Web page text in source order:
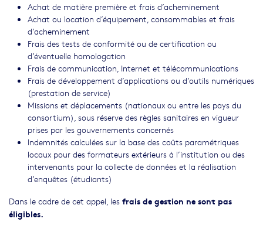
Achat de matière première et frais d’acheminement
Achat ou location d’équipement, consommables et frais
d’acheminement
Frais des tests de conformité ou de certification ou
d’éventuelle homologation
Frais de communication, Internet et télécommunications
Frais de développement d’applications ou d’outils numériques
(prestation de service)
Missions et déplacements (nationaux ou entre les pays du
consortium), sous réserve des règles sanitaires en vigueur
prises par les gouvernements concernés
Indemnités calculées sur la base des coûts paramétriques
locaux pour des formateurs extérieurs à l’institution ou des
intervenants pour la collecte de données et la réalisation
d’enquêtes (étudiants)
Dans le cadre de cet appel, les frais de gestion ne sont pas
éligibles.